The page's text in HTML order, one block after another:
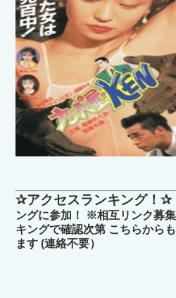
✰アクセスランキング！✰
ングに参加！ ※相互リンク募
キングで確認次第 こちらから
ます (連絡不要）